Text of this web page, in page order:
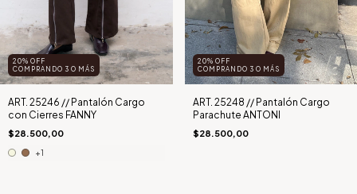
20% OFF
COMPRANDO 3 O MÁS
ART. 25246 // Pantalón Cargo
con Cierres FANNY
$28.500,00
+1
20% OFF
COMPRANDO 3 O MÁS
ART. 25248 // Pantalón Cargo
Parachute ANTONI
$28.500,00